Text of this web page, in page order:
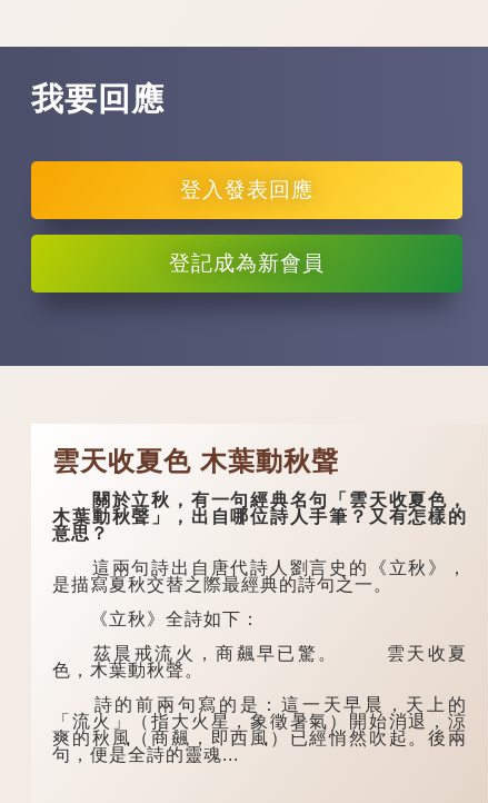
我要回應
登入發表回應
登記成為新會員
雲天收夏色 木葉動秋聲
關於立秋，有一句經典名句「雲天收夏色，
木葉動秋聲」，出自哪位詩人手筆？又有怎樣的
意思？
這兩句詩出自唐代詩人劉言史的《立秋》，
是描寫夏秋交替之際最經典的詩句之一。
《立秋》全詩如下：
茲晨戒流火，商飆早已驚。 雲天收夏
色，木葉動秋聲。
詩的前兩句寫的是：這一天早晨，天上的
「流火」（指大火星，象徵暑氣）開始消退，涼
爽的秋風（商飆，即西風）已經悄然吹起。後兩
句，便是全詩的靈魂...